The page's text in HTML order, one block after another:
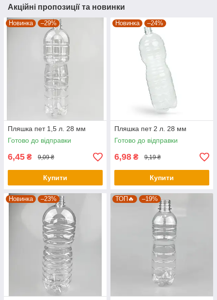
Акційні пропозиції та новинки
Новинка –29%
Пляшка пет 1,5 л. 28 мм
Готово до відправки
6,45 ₴ 9,09 ₴
Купити
Новинка –24%
Пляшка пет 2 л. 28 мм
Готово до відправки
6,98 ₴ 9,19 ₴
Купити
Новинка –23% ТОП🔥 –19%